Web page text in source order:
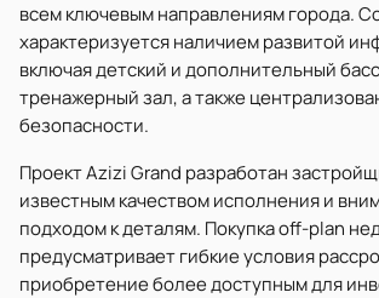
всем ключевым направлениям города.
характеризуется наличием развитой
включая детский и дополнительный
тренажерный зал, а также
безопасности.
Проект Azizi Grand разработан
известным качеством исполнения и
подходом к деталям. Покупка off-plan
предусматривает гибкие условия
приобретение более доступным для